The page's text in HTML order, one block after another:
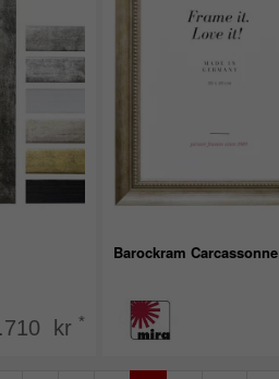
kr *
Barockram Carcassonne